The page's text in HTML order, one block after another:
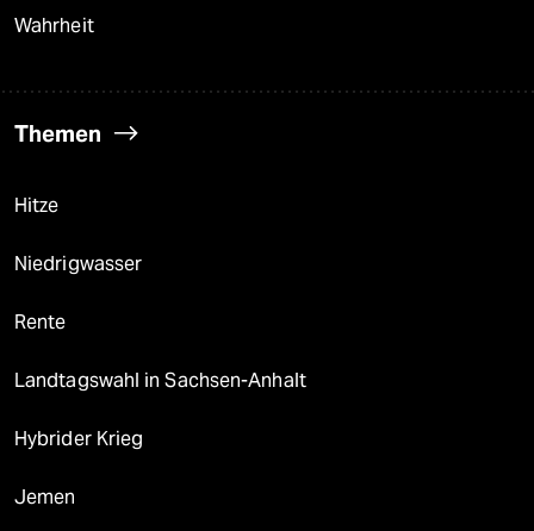
Wahrheit
Themen
Hitze
Niedrigwasser
Rente
Landtagswahl in Sachsen-Anhalt
Hybrider Krieg
Jemen